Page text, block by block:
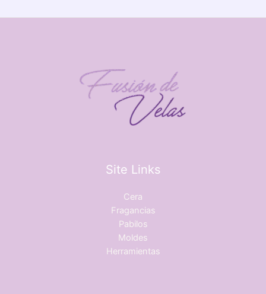
Site Links
Cera
Fragancias
Pabilos
Moldes
Herramientas